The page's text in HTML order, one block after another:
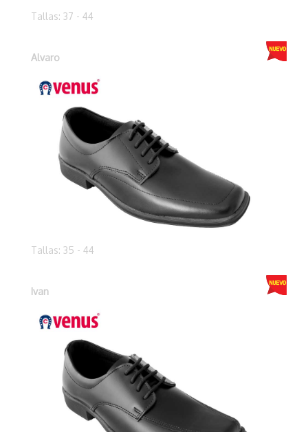
Tallas: 37 - 44
Alvaro
Tallas: 35 - 44
Ivan